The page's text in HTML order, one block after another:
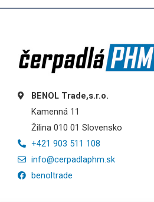
BENOL Trade,s.r.o.
Kamenná 11
Žilina 010 01 Slovensko
+421 903 511 108
info@cerpadlaphm.sk
benoltrade